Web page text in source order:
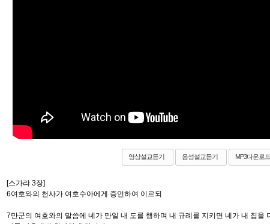
영상설교듣기 음성설교듣기 MP3다운로드
[스가랴 3장]
6여호와의 천사가 여호수아에게 증언하여 이르되
7만군의 여호와의 말씀에 네가 만일 내 도를 행하며 내 규례를 지키면 네가 내 집을